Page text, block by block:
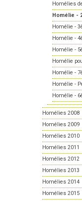
Homélies
Homélie -
Homélie -
Homélie -
Homélie -
Homélie
Homélie -
Homélie -
Homélie -
Homélies 2008
Homélies 2009
Homélies 2010
Homélies 2011
Homélies 2012
Homélies 2013
Homélies 2014
Homélies 2015